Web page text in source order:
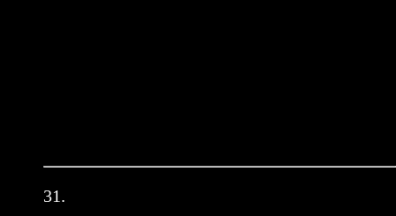
31.